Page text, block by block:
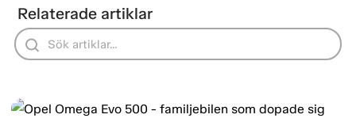
Relaterade artiklar